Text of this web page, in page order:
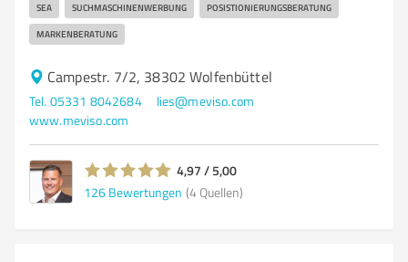
SEA SUCHMASCHINENWERBUNG POSISTIONIERUNGSBERATUNG
MARKENBERATUNG
Campestr. 7/2, 38302 Wolfenbüttel
Tel. 05331 8042684
lies@meviso.com
www.meviso.com
4,97 / 5,00
126 Bewertungen (4 Quellen)